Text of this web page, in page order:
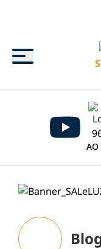
Menu
AO